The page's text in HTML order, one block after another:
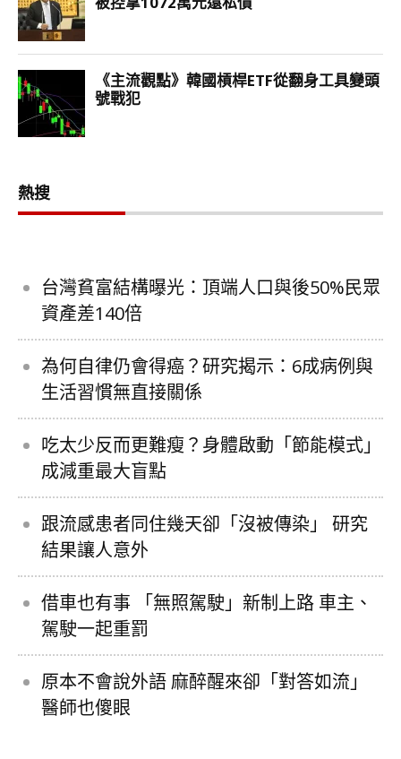
熱搜
台灣貧富結構曝光：頂端人口與後50%民眾
資產差140倍
為何自律仍會得癌？研究揭示：6成病例與
生活習慣無直接關係
吃太少反而更難瘦？身體啟動「節能模式」
成減重最大盲點
跟流感患者同住幾天卻「沒被傳染」 研究
結果讓人意外
借車也有事 「無照駕駛」新制上路 車主、
駕駛一起重罰
原本不會說外語 麻醉醒來卻「對答如流」
醫師也傻眼